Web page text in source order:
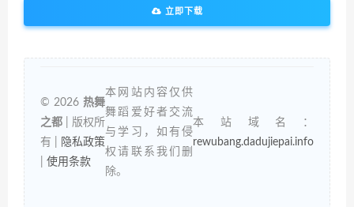
立即下载
© 2026 热舞
之都 | 版权所
有 |
隐私政策
使用条款
本网站内容仅供
舞蹈爱好者交流
与学习，如有侵
权请联系我们删
除。
本站域名：
rewubang.dadujiepai.info